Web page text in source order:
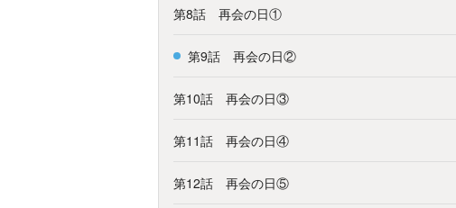
第8話 再会の日①
第9話 再会の日②
第10話 再会の日③
第11話 再会の日④
第12話 再会の日⑤